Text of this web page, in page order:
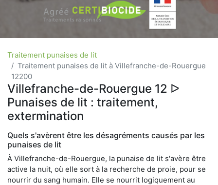
Traitement punaises de lit
Traitement punaises de lit à Villefranche-de-Rouergue
12200
Villefranche-de-Rouergue 12 ᐅ
Punaises de lit : traitement,
extermination
Quels s'avèrent être les désagréments causés par les
punaises de lit
À Villefranche-de-Rouergue, la punaise de lit s'avère être
active la nuit, où elle sort à la recherche de proie, pour se
nourrir du sang humain. Elle se nourrit logiquement au